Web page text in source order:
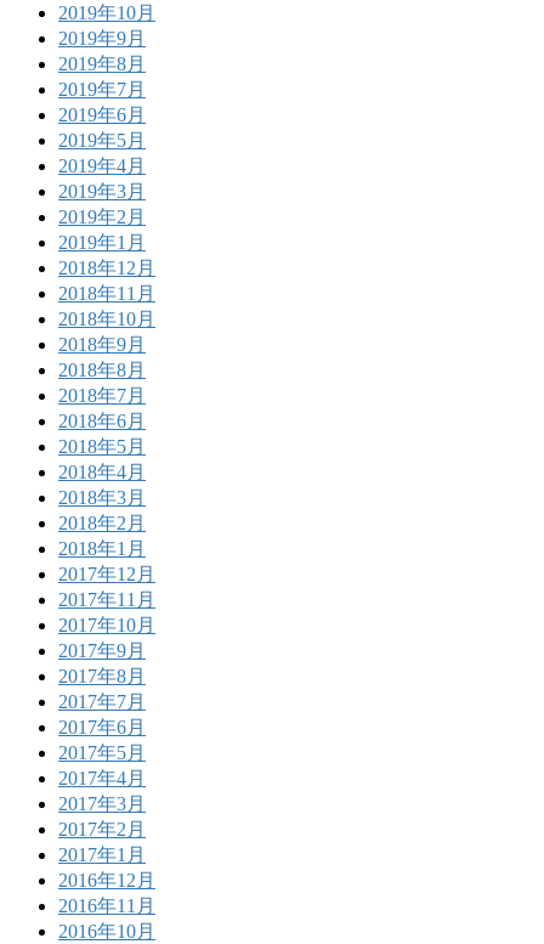
2019年10月
2019年9月
2019年8月
2019年7月
2019年6月
2019年5月
2019年4月
2019年3月
2019年2月
2019年1月
2018年12月
2018年11月
2018年10月
2018年9月
2018年8月
2018年7月
2018年6月
2018年5月
2018年4月
2018年3月
2018年2月
2018年1月
2017年12月
2017年11月
2017年10月
2017年9月
2017年8月
2017年7月
2017年6月
2017年5月
2017年4月
2017年3月
2017年2月
2017年1月
2016年12月
2016年11月
2016年10月